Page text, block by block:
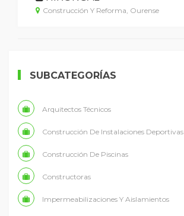
Construcción Y Reforma, Ourense
SUBCATEGORÍAS
Arquitectos Técnicos
Construcción De Instalaciones Deportivas
Construcción De Piscinas
Constructoras
Impermeabilizaciones Y Aislamientos